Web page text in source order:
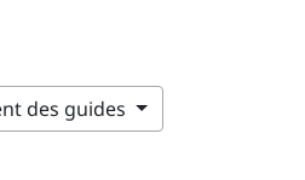
des guides